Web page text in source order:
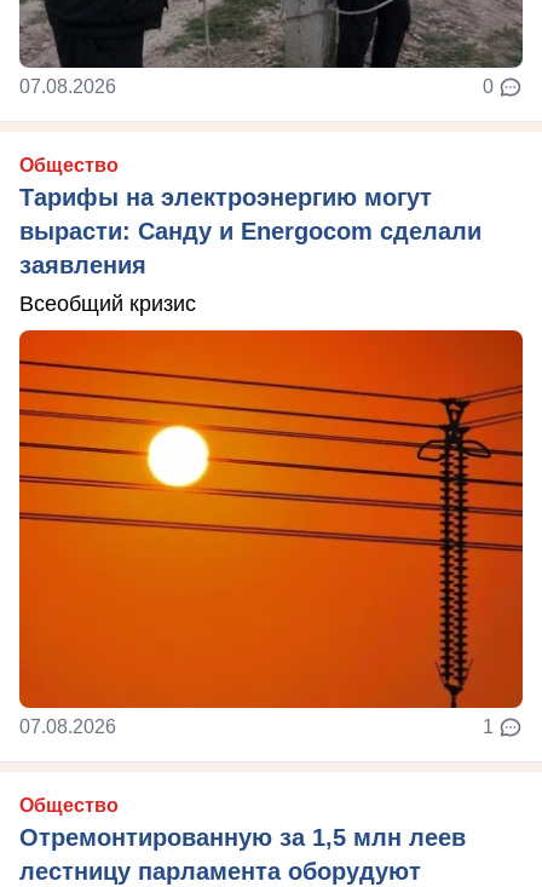
07.08.2026 0
Общество
Тарифы на электроэнергию могут
вырасти: Санду и Energocom сделали
заявления
Всеобщий кризис
07.08.2026 1
Общество
Отремонтированную за 1,5 млн леев
лестницу парламента оборудуют